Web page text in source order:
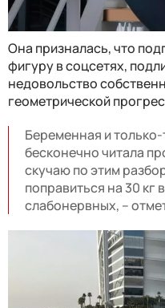
Она призналась, что
фигуру в соцсетях,
недовольство
геометрической
Беременная и
бесконечно читала
скучаю по этим
поправиться на 30 кг
слабонервных, –